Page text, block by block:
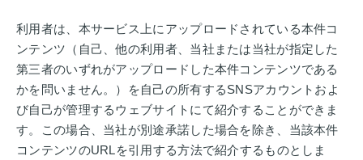
利用者は、本サービス上にアップロードされている本件コ
ンテンツ（自己、他の利用者、当社または当社が指定した
第三者のいずれがアップロードした本件コンテンツである
かを問いません。）を自己の所有するSNSアカウントおよ
び自己が管理するウェブサイトにて紹介することができま
す。この場合、当社が別途承諾した場合を除き、当該本件
コンテンツのURLを引用する方法で紹介するものとしま